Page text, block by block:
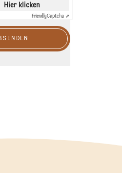
Hier klicken
FriendlyCaptcha ⇗